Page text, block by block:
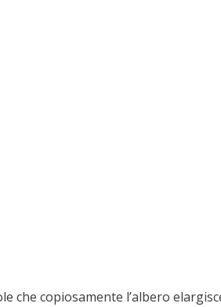
che copiosamente l’albero